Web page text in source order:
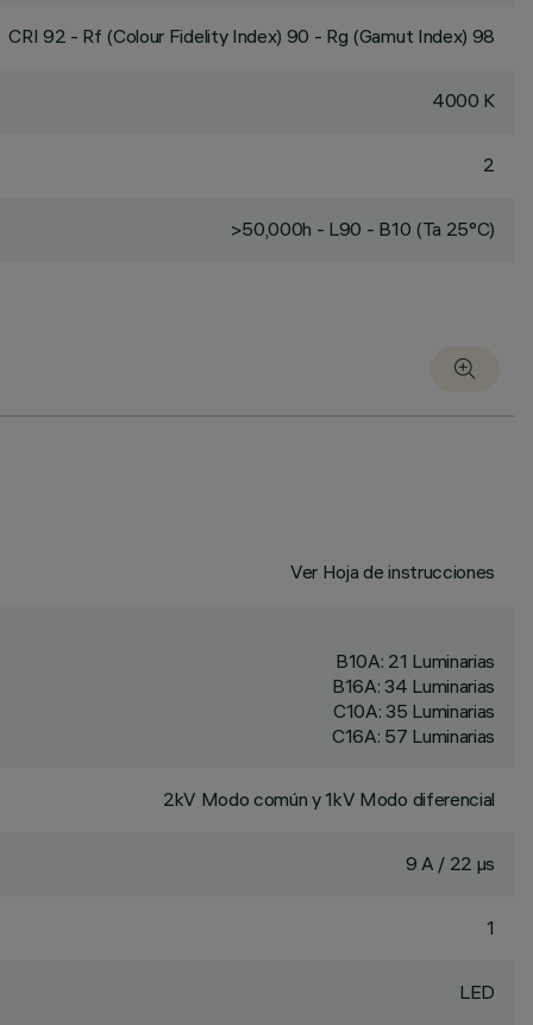
CRI 92 - Rf (Colour Fidelity Index) 90 - Rg (Gamut Index) 98
4000 K
2
>50,000h - L90 - B10 (Ta 25°C)
Ver Hoja de instrucciones
B10A: 21 Luminarias
B16A: 34 Luminarias
C10A: 35 Luminarias
C16A: 57 Luminarias
2kV Modo común y 1kV Modo diferencial
9 A / 22 µs
1
LED